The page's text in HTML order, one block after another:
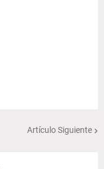
Artículo Siguiente